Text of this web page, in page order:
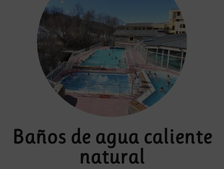
Baños de agua caliente
natural